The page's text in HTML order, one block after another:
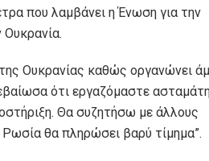
που λαμβάνει η Ένωση για την
Ουκρανίας καθώς οργανώνει
ότι εργαζόμαστε
Θα συζητήσω με άλλους
θα πληρώσει βαρύ τίμημα”.